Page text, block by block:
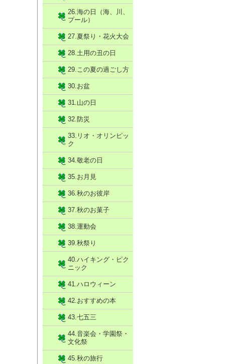
26.海の日（海、川、
プール）
27.夏祭り・花火大会
28.土用の丑の日
29.この夏の過ごし方
30.お盆
31.山の日
32.防災
33.リオ・オリンピッ
ク
34.敬老の日
35.お月見
36.秋のお彼岸
37.秋のお菓子
38.運動会
39.秋祭り
40.ハイキング・ピク
ニック
41.ハロウィーン
42.おすすめの本
43.七五三
44.音楽会・学園祭・
文化祭
45.秋の旅行